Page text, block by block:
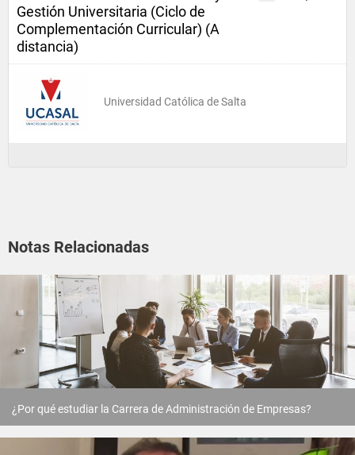
Gestión Universitaria (Ciclo de
Complementación Curricular) (A
distancia)
Universidad Católica de Salta
Notas Relacionadas
¿Por qué estudiar la Carrera de Administración de Empresas?